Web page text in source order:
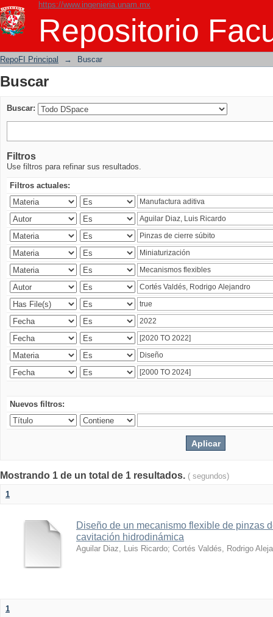
https://www.ingenieria.unam.mx
Repositorio
Buscar
RepoFI Principal → Buscar
Buscar
Buscar:
Filtros
Use filtros para refinar sus resultados.
Filtros actuales:
Nuevos filtros:
Mostrando 1 de un total de 1 resultados. ( segundos)
1
Diseño de un mecanismo flexible de pinzas
cavitación hidrodinámica
Aguilar Diaz, Luis Ricardo; Cortés Valdés, Rodrigo
1